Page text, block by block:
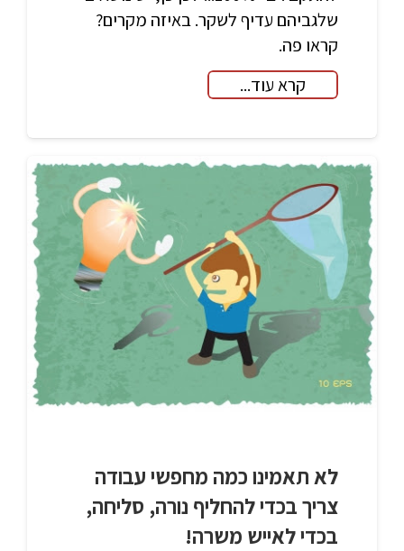
שלגביהם עדיף לשקר. באיזה מקרים?
קראו פה.
קרא עוד...
לא תאמינו כמה מחפשי עבודה
צריך בכדי להחליף נורה, סליחה,
בכדי לאייש משרה!